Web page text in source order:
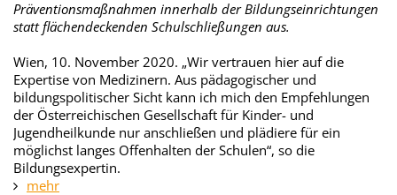
Präventionsmaßnahmen innerhalb der Bildungseinrichtungen
statt flächendeckenden Schulschließungen aus.
Wien, 10. November 2020. „Wir vertrauen hier auf die
Expertise von Medizinern. Aus pädagogischer und
bildungspolitischer Sicht kann ich mich den Empfehlungen
der Österreichischen Gesellschaft für Kinder- und
Jugendheilkunde nur anschließen und plädiere für ein
möglichst langes Offenhalten der Schulen“, so die
Bildungsexpertin.
mehr